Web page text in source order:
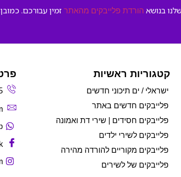
בנושא הורדת פלייבקים מהאתר זמין עבורכם.
קטגוריות ראשיות
ישראלי / ים תיכוני חדשים
פלייבקים חדשים באתר
פלייבקים חסידים | שירי דת ואמונה
פלייבקים לשירי ילדים
פלייבקים מקוריים להורדה מהירה
פלייבקים של לשירים